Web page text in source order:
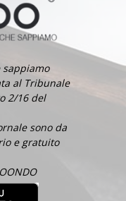
sappiamo
al Tribunale
2/16 del
sono da
e gratuito